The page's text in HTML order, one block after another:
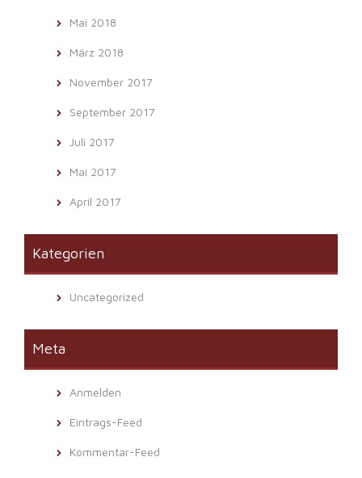
Mai 2018
März 2018
November 2017
September 2017
Juli 2017
Mai 2017
April 2017
Kategorien
Uncategorized
Meta
Anmelden
Eintrags-Feed
Kommentar-Feed